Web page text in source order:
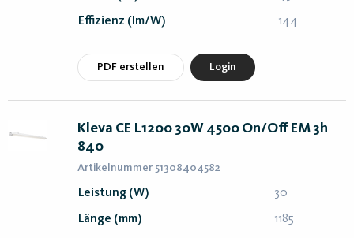
Effizienz (lm/W) 144
PDF erstellen Login
Kleva CE L1200 30W 4500 On/Off EM 3h
840
Artikelnummer 51308404582
Leistung (W) 30
Länge (mm) 1185